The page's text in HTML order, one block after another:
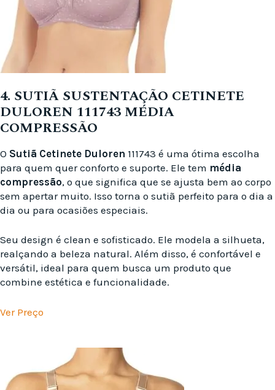
4. SUTIÃ SUSTENTAÇÃO CETINETE
DULOREN 111743 MÉDIA
COMPRESSÃO
O Sutiã Cetinete Duloren 111743 é uma ótima escolha
para quem quer conforto e suporte. Ele tem média
compressão, o que significa que se ajusta bem ao corpo
sem apertar muito. Isso torna o sutiã perfeito para o dia a
dia ou para ocasiões especiais.
Seu design é clean e sofisticado. Ele modela a silhueta,
realçando a beleza natural. Além disso, é confortável e
versátil, ideal para quem busca um produto que
combine estética e funcionalidade.
Ver Preço